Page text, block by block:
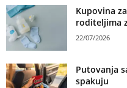
Kupovina
roditeljima
22/07/2026
Putovanja
spakuju